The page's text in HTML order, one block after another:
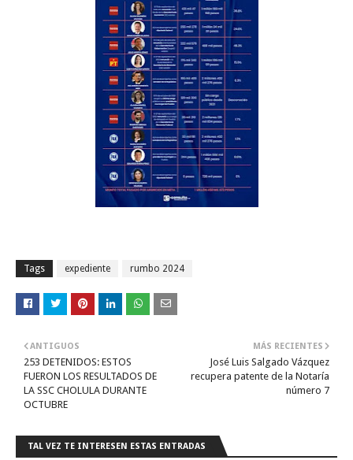
Tags expediente rumbo 2024
MÁS RECIENTES
José Luis Salgado Vázquez
recupera patente de la Notaría
número 7
ANTIGUOS
253 DETENIDOS: ESTOS
FUERON LOS RESULTADOS DE
LA SSC CHOLULA DURANTE
OCTUBRE
TAL VEZ TE INTERESEN ESTAS ENTRADAS